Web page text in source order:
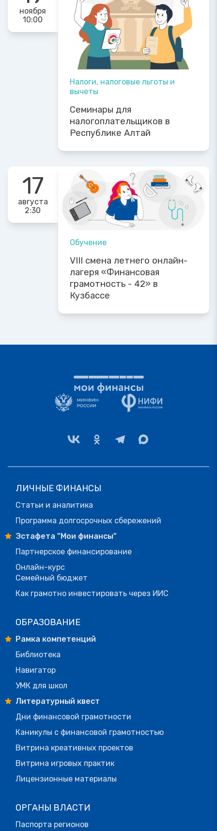
ноября
10:00
Налоги, налоговые льготы и
вычеты
Семинары для
налогоплательщиков в
Республике Алтай
17
августа
2:30
Обучение
VIII смена летнего онлайн-
лагеря «Финансовая
грамотность - 42» в
Кузбассе
ЛИЧНЫЕ ФИНАНСЫ
Статьи и аналитика
Программа долгосрочных сбережений
Эстафета "Мои финансы"
Партнерское финансирование
Онлайн-курс
Семейный бюджет
Как грамотно инвестировать через ИИС
ОБРАЗОВАНИЕ
Рамка компетенций
Библиотека
Навигатор
УМК для школ
Литературный квест
Дни финансовой грамотности
Каникулы с финансовой грамотностью
Витрина креативных проектов
Витрина игровых практик
Лицензионные материалы
ОРГАНЫ ВЛАСТИ
Паспорта регионов